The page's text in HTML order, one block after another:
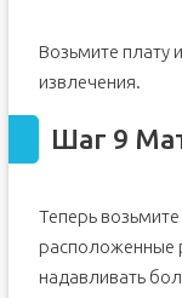
Возьмите плату
извлечения.
Шаг 9
Теперь
расположенные
надавливать